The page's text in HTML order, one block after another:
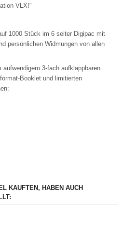
VLX!"
1000 Stück im 6 seiter Digipac mit
persönlichen Widmungen von allen
3-fach aufklappbaren
Booklet und limitierten
KAUFTEN, HABEN AUCH